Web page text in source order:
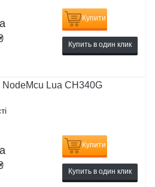
Купити
Купить в один клик
Lua CH340G
Купити
Купить в один клик